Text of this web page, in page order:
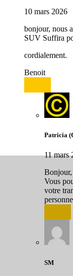
10 mars 2026
bonjour, nous
SUV Suffira
cordialement.
Benoit
Patricia
11 mars
Bonjour,
Vous
votre
SM